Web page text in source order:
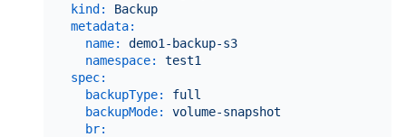
kind:
Backup
metadata:
name:
demo1-backup-s3
namespace:
test1
spec:
backupType:
full
backupMode:
volume-snapshot
br: